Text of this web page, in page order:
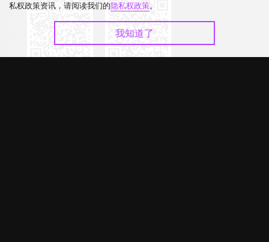
私权政策资讯，请阅读我们的隐私权政策。
我知道了